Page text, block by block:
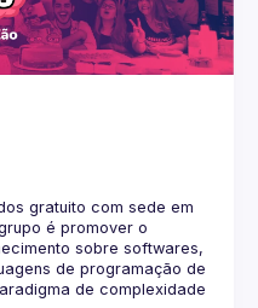
gratuito com sede em
é promover o
sobre softwares,
de programação de
de complexidade